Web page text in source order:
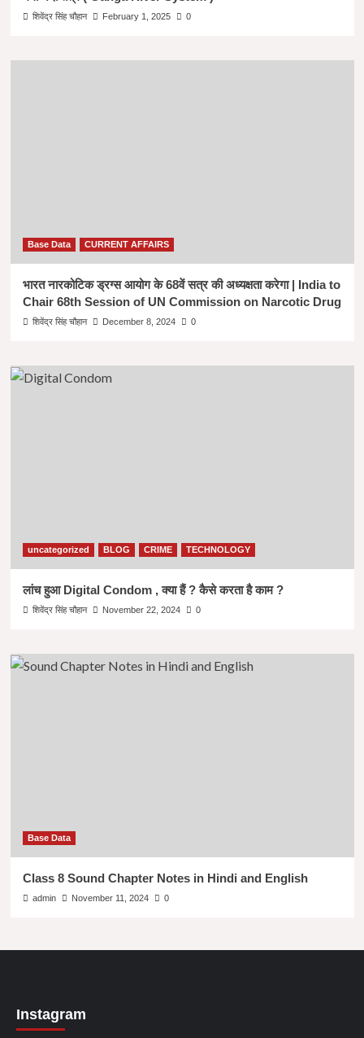
शिवेंद्र सिंह चौहान February 1, 2025 0
Base Data CURRENT AFFAIRS
भारत नारकोटिक ड्रग्स आयोग के 68वें सत्र की अध्यक्षता करेगा | India to
Chair 68th Session of UN Commission on Narcotic Drug
शिवेंद्र सिंह चौहान December 8, 2024 0
uncategorized BLOG CRIME TECHNOLOGY
लांच हुआ Digital Condom , क्या हैं ? कैसे करता है काम ?
शिवेंद्र सिंह चौहान November 22, 2024 0
Base Data
Class 8 Sound Chapter Notes in Hindi and English
admin November 11, 2024 0
Instagram